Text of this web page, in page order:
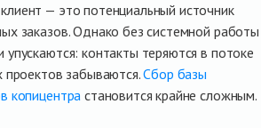
— это потенциальный источник
заказов. Однако без системной работы
контакты теряются в потоке
проектов забываются.Сбор базы
копицентра становится крайне сложным.